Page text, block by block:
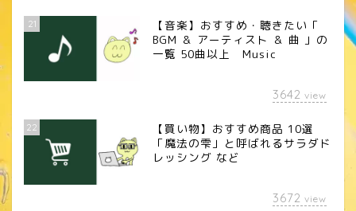
21
【音楽】おすすめ・聴きたい「
BGM ＆ アーティスト ＆ 曲 」の
一覧 50曲以上 Music
3642 view
22
【買い物】おすすめ商品 10選
「魔法の雫」と呼ばれるサラダド
レッシング など
3672 view